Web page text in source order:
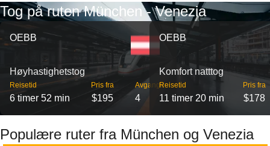
Tog på ruten München - Venezia
OEBB
Høyhastighetstog
Reisetid
6 timer 52 min
Pris fra
$195
Avganger
4
OEBB
Komfort natttog
Reisetid
11 timer 20 min
Pris fra
$178
Populære ruter fra München og Venezia